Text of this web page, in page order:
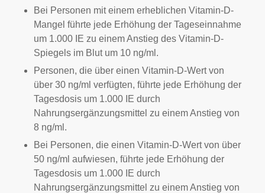
Bei Personen mit einem erheblichen Vitamin-D-
Mangel führte jede Erhöhung der Tageseinnahme
um 1.000 IE zu einem Anstieg des Vitamin-D-
Spiegels im Blut um 10 ng/ml.
Personen, die über einen Vitamin-D-Wert von
über 30 ng/ml verfügten, führte jede Erhöhung der
Tagesdosis um 1.000 IE durch
Nahrungsergänzungsmittel zu einem Anstieg von
8 ng/ml.
Bei Personen, die einen Vitamin-D-Wert von über
50 ng/ml aufwiesen, führte jede Erhöhung der
Tagesdosis um 1.000 IE durch
Nahrungsergänzungsmittel zu einem Anstieg von